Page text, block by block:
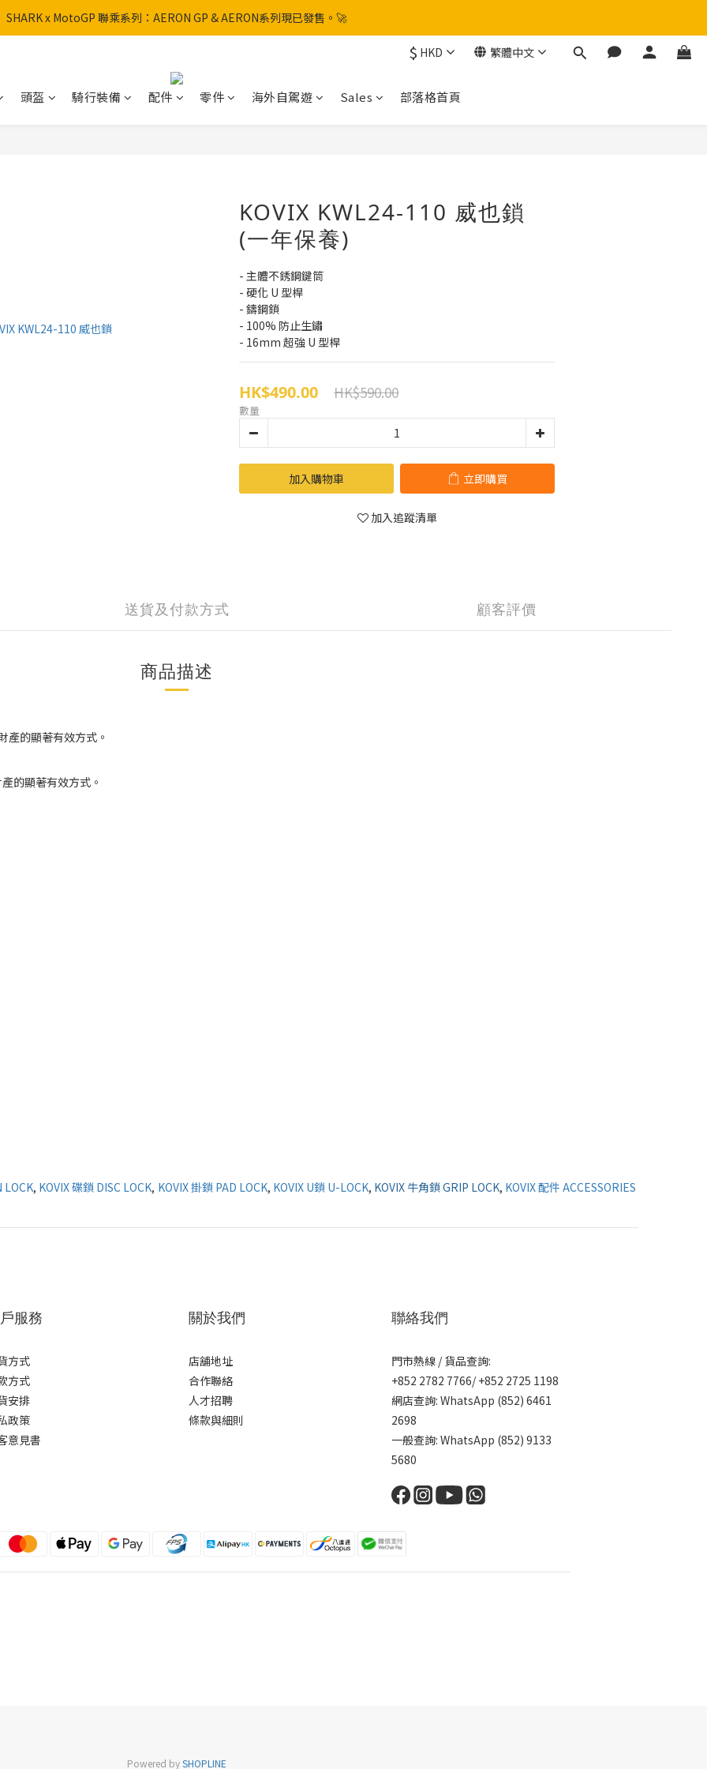
SHARK x MotoGP 聯乘系列：AERON GP & AERON系列現已發售。🚀
SHARK x MotoGP 聯乘系列：AERON GP & AERON系列現已發售。🚀
香港訂單滿HK$600免運費
$ HKD 繁體中文
頭盔 騎行裝備 配件 零件 海外自駕遊 Sales 部落格首頁
KOVIX KWL24-110 威也鎖
(一年保養)
- 主體不銹鋼鍵筒
- 硬化 U 型桿
- 鑄鋼鎖
- 100% 防止生鏽
- 16mm 超強 U 型桿
HK$490.00 HK$590.00
數量
加入購物車 立即購買
加入追蹤清單
送貨及付款方式 顧客評價
商品描述
產的顯著有效方式。
的顯著有效方式。
LOCK, KOVIX 碟鎖 DISC LOCK, KOVIX 掛鎖 PAD LOCK, KOVIX U鎖 U-LOCK, KOVIX 牛角鎖 GRIP LOCK, KOVIX 配件 ACCESSORIES
服務
方式
方式
安排
政策
意見書
關於我們
店舖地址
合作聯絡
人才招聘
條款與細則
聯絡我們
門市熱線 / 貨品查詢:
+852 2782 7766/ +852 2725 1198
網店查詢: WhatsApp (852) 6461
2698
一般查詢: WhatsApp (852) 9133
5680
Powered bySHOPLINE